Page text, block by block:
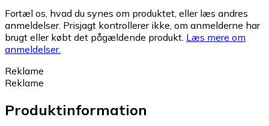
Fortæl os, hvad du synes om produktet, eller læs andres
anmeldelser. Prisjagt kontrollerer ikke, om anmelderne har
brugt eller købt det pågældende produkt. Læs mere om
anmeldelser.
Reklame
Reklame
Produktinformation